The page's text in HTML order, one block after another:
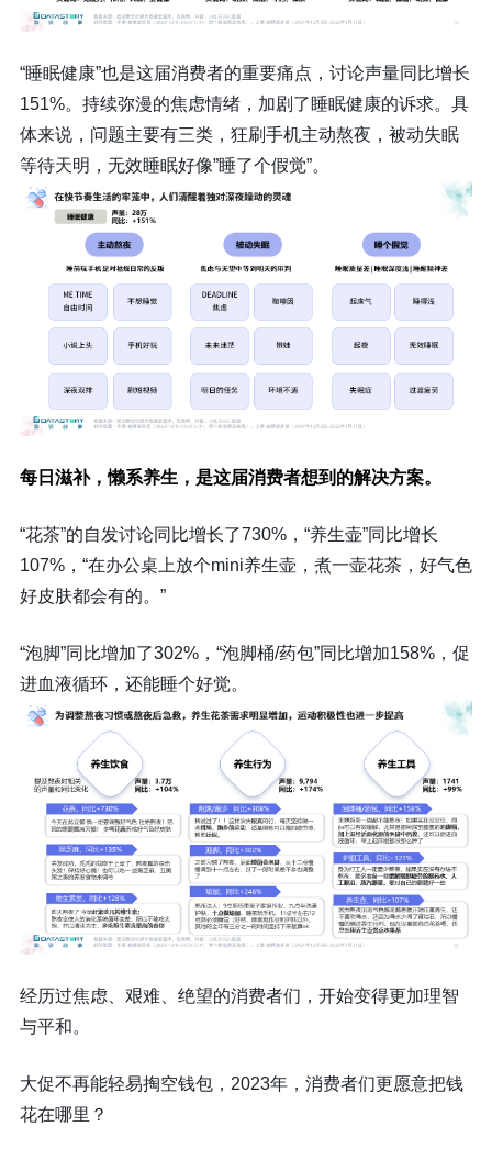
“睡眠健康”也是这届消费者的重要痛点，讨论声量同比增长
151%。持续弥漫的焦虑情绪，加剧了睡眠健康的诉求。具
体来说，问题主要有三类，狂刷手机主动熬夜，被动失眠
等待天明，无效睡眠好像”睡了个假觉”。
每日滋补，懒系养生，是这届消费者想到的解决方案。
“花茶”的自发讨论同比增长了730%，“养生壶”同比增长
107%，“在办公桌上放个mini养生壶，煮一壶花茶，好气色
好皮肤都会有的。”
“泡脚”同比增加了302%，“泡脚桶/药包”同比增加158%，促
进血液循环，还能睡个好觉。
经历过焦虑、艰难、绝望的消费者们，开始变得更加理智
与平和。
大促不再能轻易掏空钱包，2023年，消费者们更愿意把钱
花在哪里？